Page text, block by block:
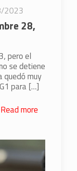
2023
28,
pero el
se detiene
quedó muy
para[…]
Read more